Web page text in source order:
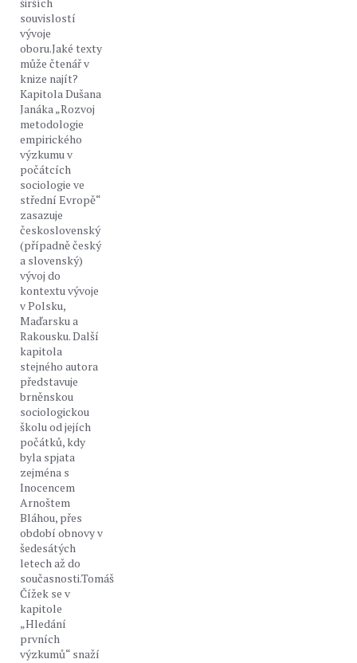
souvislostí
vývoje
oboru.Jaké texty
může čtenář v
knize najít?
Kapitola Dušana
Janáka „Rozvoj
metodologie
empirického
výzkumu v
počátcích
sociologie ve
střední Evropě“
zasazuje
československý
(případně český
a slovenský)
vývoj do
kontextu vývoje
v Polsku,
Maďarsku a
Rakousku. Další
kapitola
stejného autora
představuje
brněnskou
sociologickou
školu od jejích
počátků, kdy
byla spjata
zejména s
Inocencem
Arnoštem
Bláhou, přes
období obnovy v
šedesátých
letech až do
současnosti.Tomáš
Čížek se v
kapitole
„Hledání
prvních
výzkumů“ snaží